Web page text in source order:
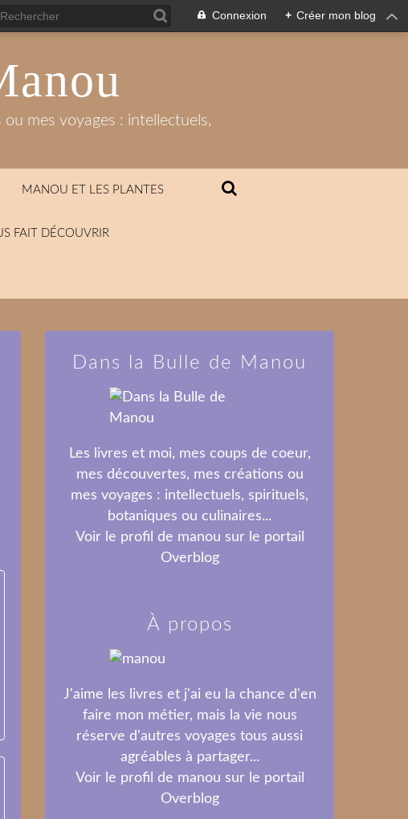
Connexion + Créer mon blog
mes voyages : intellectuels,
MANOU ET LES PLANTES
FAIT DÉCOUVRIR
Dans la Bulle de Manou
Les livres et moi, mes coups de coeur,
mes découvertes, mes créations ou
mes voyages : intellectuels, spirituels,
botaniques ou culinaires...
Voir le profil de manou sur le portail
Overblog
À propos
J'aime les livres et j'ai eu la chance d'en
faire mon métier, mais la vie nous
réserve d'autres voyages tous aussi
agréables à partager...
Voir le profil de manou sur le portail
Overblog